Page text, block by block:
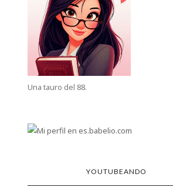
Una tauro del 88.
YOUTUBEANDO